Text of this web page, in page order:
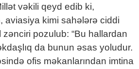
vəkili qeyd edib ki,
aviasiya kimi sahələrə ciddi
pozulub: “Bu hallardan
da bunun əsas yoludur.
ofis məkanlarından imtina